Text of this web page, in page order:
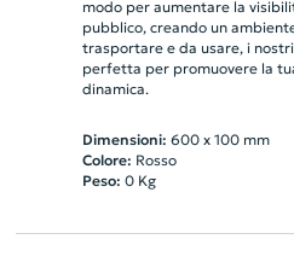
modo per aumentare la
pubblico, creando un
trasportare e da usare, i
perfetta per promuovere la
dinamica.
Dimensioni: 600 x 100 mm
Colore: Rosso
Peso: 0Kg